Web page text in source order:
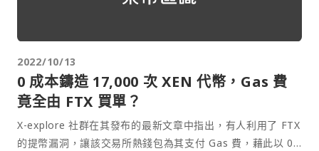
2022/10/13
0 成本鑄造 17,000 次 XEN 代幣，Gas 費
竟全由 FTX 買單？
X-explore 社群在其發布的最新文章中指出，有人利用了 FTX
的提幣漏洞，讓該交易所熱錢包為其支付 Gas 費，藉此以 0